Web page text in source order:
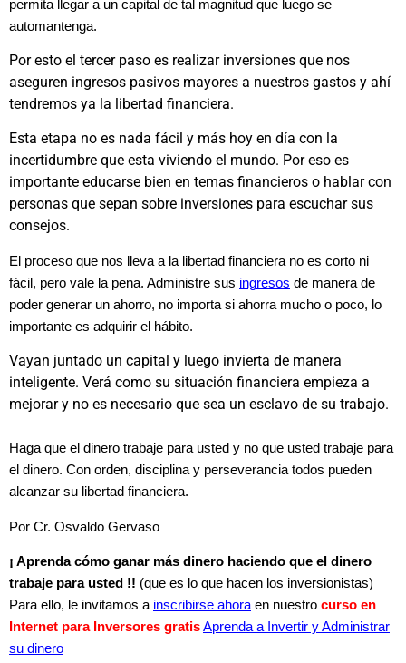
permita llegar a un capital de tal magnitud que luego se
automantenga.
Por esto el tercer paso es realizar inversiones que nos
aseguren ingresos pasivos mayores a nuestros gastos y ahí
tendremos ya la libertad financiera.
Esta etapa no es nada fácil y más hoy en día con la
incertidumbre que esta viviendo el mundo. Por eso es
importante educarse bien en temas financieros o hablar con
personas que sepan sobre inversiones para escuchar sus
consejos.
El proceso que nos lleva a la libertad financiera no es corto ni
fácil, pero vale la pena. Administre sus ingresos de manera de
poder generar un ahorro, no importa si ahorra mucho o poco, lo
importante es adquirir el hábito.
Vayan juntado un capital y luego invierta de manera
inteligente. Verá como su situación financiera empieza a
mejorar y no es necesario que sea un esclavo de su trabajo.
Haga que el dinero trabaje para usted y no que usted trabaje para
el dinero. Con orden, disciplina y perseverancia todos pueden
alcanzar su libertad financiera.
Por Cr. Osvaldo Gervaso
¡ Aprenda cómo ganar más dinero haciendo que el dinero
trabaje para usted !! (que es lo que hacen los inversionistas)
Para ello, le invitamos a inscribirse ahora en nuestro curso en
Internet para Inversores gratisAprenda a Invertir y Administrar
su dinero